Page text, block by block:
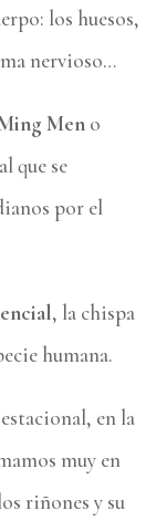
los huesos,
nervioso…
Men o
que se
por el
, la chispa
humana.
en la
muy en
riñones y su